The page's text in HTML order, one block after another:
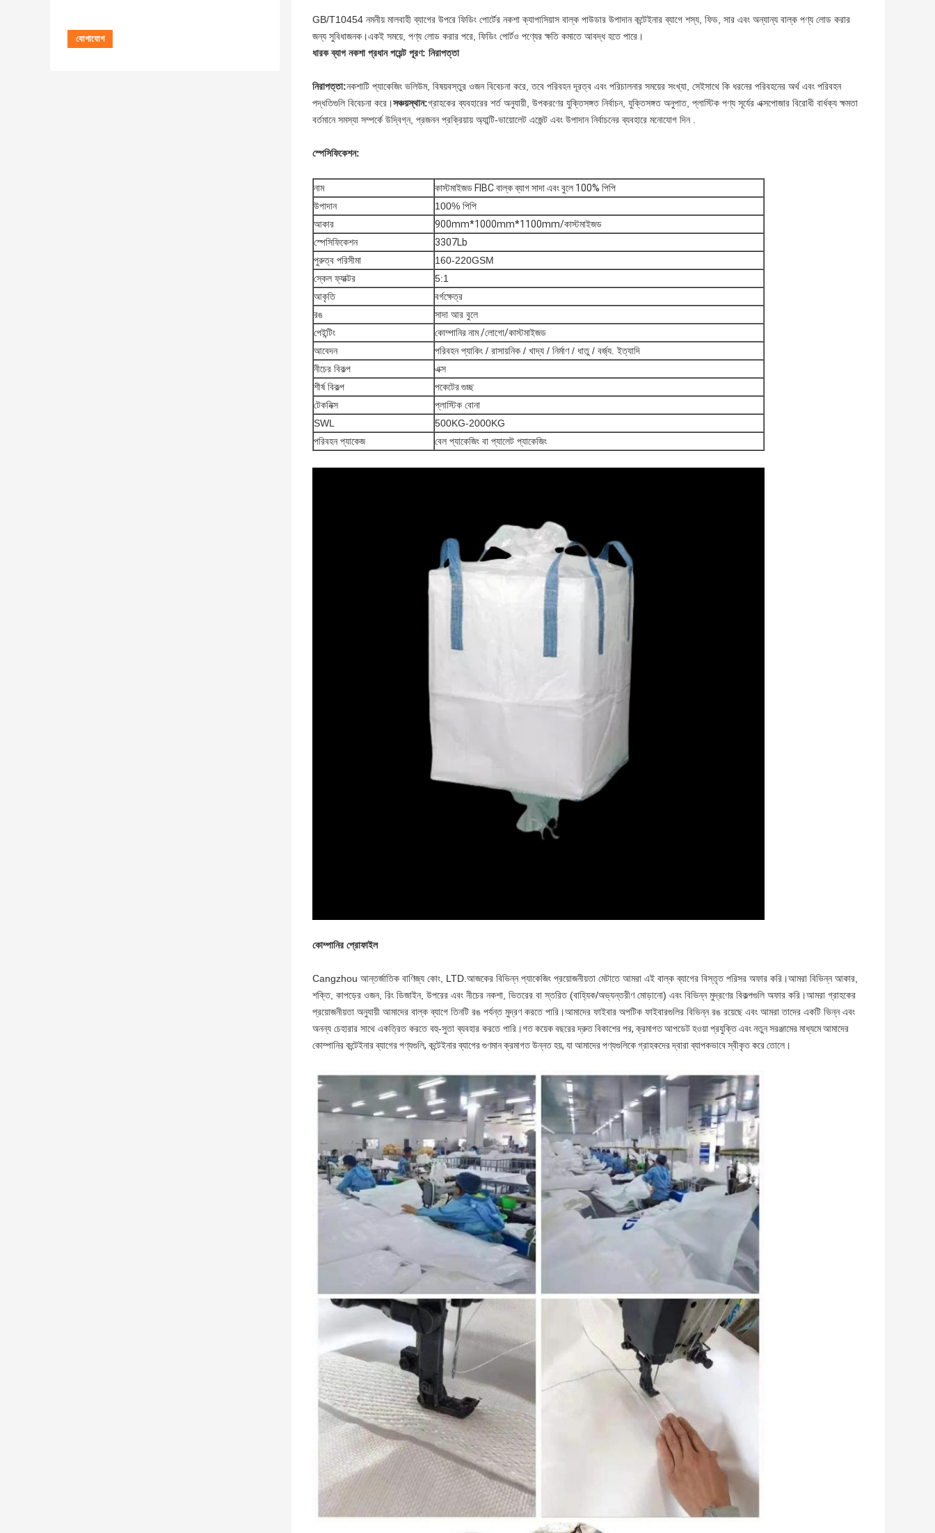
GB/T10454 নমনীয় মালবাহী ব্যাগের উপরে ফিডিং পোর্টের নকশা ক্যাপাসিয়াস বাল্ক পাউডার উপাদান কন্টেইনার ব্যাগে শস্য, ফিড, সার এবং অন্যান্য বাল্ক পণ্য লোড করার
জন্য সুবিধাজনক।একই সময়ে, পণ্য লোড করার পরে, ফিডিং পোর্টও পণ্যের ক্ষতি কমাতে আবদ্ধ হতে পারে।
ধারক ব্যাগ নকশা প্রধান পয়েন্ট পূরণ: নিরাপত্তা
নিরাপত্তা:নকশাটি প্যাকেজিং ভলিউম, বিষয়বস্তুর ওজন বিবেচনা করে, তবে পরিবহন দূরত্ব এবং পরিচালনার সময়ের সংখ্যা, সেইসাথে কি ধরনের পরিবহনের অর্থ এবং পরিবহন
পদ্ধতিগুলি বিবেচনা করে।সঞ্চয়স্থান:গ্রাহকের ব্যবহারের শর্ত অনুযায়ী, উপকরণের যুক্তিসঙ্গত নির্বাচন, যুক্তিসঙ্গত অনুপাত, প্লাস্টিক পণ্য সূর্যের এক্সপোজার বিরোধী বার্ধক্য ক্ষমতা
বর্তমানে সমস্যা সম্পর্কে উদ্বিগ্ন, প্রজনন প্রক্রিয়ায় অ্যান্টি-ভায়োলেট এজেন্ট এবং উপাদান নির্বাচনের ব্যবহারে মনোযোগ দিন .
স্পেসিফিকেশন:
নাম
কাস্টমাইজড FIBC বাল্ক ব্যাগ সাদা এবং বুলে 100% পিপি
উপাদান
100% পিপি
আকার
900mm*1000mm*1100mm/কাস্টমাইজড
স্পেসিফিকেশন
3307Lb
পুরুত্ব পরিসীমা
160-220GSM
স্কেল ফ্যাক্টর
5:1
আকৃতি
বর্গক্ষেত্র
রঙ
সাদা আর বুলে
পেইন্টিং
কোম্পানির নাম /লোগো/কাস্টমাইজড
আবেদন
পরিবহন প্যাকিং / রাসায়নিক / খাদ্য / নির্মাণ / ধাতু / বর্জ্য. ইত্যাদি
নীচের বিকল্প
এক্স
শীর্ষ বিকল্প
পকেটের গুচ্ছ
টেকনিক্স
প্লাস্টিক বোনা
SWL
500KG-2000KG
পরিবহন প্যাকেজ
বেল প্যাকেজিং বা প্যালেট প্যাকেজিং
কোম্পানির প্রোফাইল
Cangzhou আন্তর্জাতিক বাণিজ্য কোং, LTD.আজকের বিভিন্ন প্যাকেজিং প্রয়োজনীয়তা মেটাতে আমরা এই বাল্ক ব্যাগের বিস্তৃত পরিসর অফার করি।আমরা বিভিন্ন আকার,
শক্তি, কাপড়ের ওজন, রিং ডিজাইন, উপরের এবং নীচের নকশা, ভিতরের বা স্তরিত (বাহ্যিক/অভ্যন্তরীণ মোড়ানো) এবং বিভিন্ন মুদ্রণের বিকল্পগুলি অফার করি।আমরা গ্রাহকের
প্রয়োজনীয়তা অনুযায়ী আমাদের বাল্ক ব্যাগে তিনটি রঙ পর্যন্ত মুদ্রণ করতে পারি।আমাদের ফাইবার অপটিক ফাইবারগুলির বিভিন্ন রঙ রয়েছে এবং আমরা তাদের একটি ভিন্ন এবং
অনন্য চেহারার সাথে একত্রিত করতে বহু-সুতা ব্যবহার করতে পারি।গত কয়েক বছরের দ্রুত বিকাশের পর, ক্রমাগত আপডেট হওয়া প্রযুক্তি এবং নতুন সরঞ্জামের মাধ্যমে আমাদের
কোম্পানির কন্টেইনার ব্যাগের পণ্যগুলি, কন্টেইনার ব্যাগের গুণমান ক্রমাগত উন্নত হয়, যা আমাদের পণ্যগুলিকে গ্রাহকদের দ্বারা ব্যাপকভাবে স্বীকৃত করে তোলে।